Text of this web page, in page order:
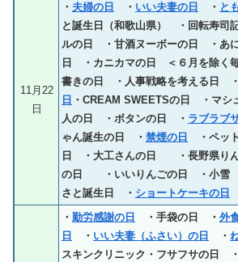
11月22
日
・ 夫婦の日 ・ いい夫妻の日 ・ と
と誕生日（和歌山県） ・回転寿司
ルの日 ・甘酒ヌーボーの日 ・あ
日 ・カニカマの日 ＜６月を除く
書きの日 ・人事戦略を考える日 ・
日 ・CREAM SWEETSの日 ・マ
人の日 ・ボタンの日 ・ ラブラブ
ゃん誕生の日 ・ 禁煙の日
・ペッ
日 ・大工さんの日 ・長野県り
の日 ・いいりんごの日 ・小雪
さと誕生日 ・ ショートケーキの日
・ 勤労感謝の日 ・手袋の日 ・ 外
日
・ いい夫妻（ふさい）の日 ・
スキンクリニック・フサフサの日 ・